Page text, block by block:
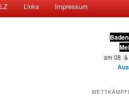
Links Impressum
am 08.